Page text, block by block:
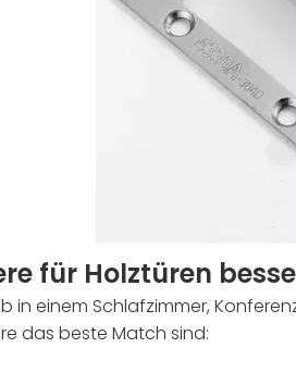
für Holztüren
in einem Schlafzimmer,
das beste Match sind: